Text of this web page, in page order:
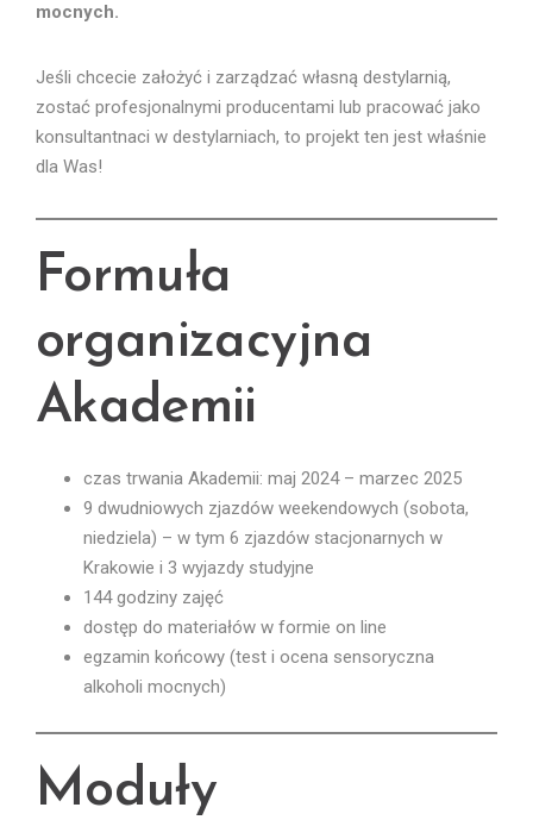
mocnych.
Jeśli chcecie założyć i zarządzać własną destylarnią,
zostać profesjonalnymi producentami lub pracować jako
konsultantnaci w destylarniach, to projekt ten jest właśnie
dla Was!
Formuła
organizacyjna
Akademii
czas trwania Akademii: maj 2024 – marzec 2025
9 dwudniowych zjazdów weekendowych (sobota,
niedziela) – w tym 6 zjazdów stacjonarnych w
Krakowie i 3 wyjazdy studyjne
144 godziny zajęć
dostęp do materiałów w formie on line
egzamin końcowy (test i ocena sensoryczna
alkoholi mocnych)
Moduły